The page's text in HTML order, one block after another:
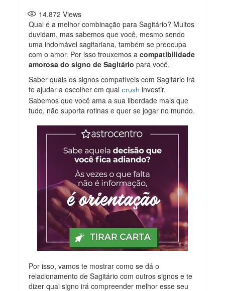
14.872 Views
Qual é a melhor combinação para Sagitário? Muitos
duvidam, mas sabemos que você, mesmo sendo
uma indomável sagitariana, também se preocupa
com o amor. Por isso trouxemos acompatibilidade
amorosa do signo de Sagitário para você.
Saber quais os signos compatíveis com Sagitário irá
te ajudar a escolher em qualcrush investir.
Sabemos que você ama a sua liberdade mais que
tudo, não suporta rotinas e quer se jogar no mundo.
Por isso, vamos te mostrar como se dá o
relacionamento de Sagitário com outros signos e te
dizer qual signo irá compreender melhor esse seu